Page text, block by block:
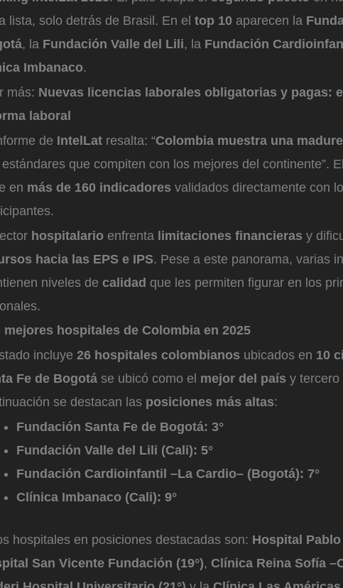
lista, solo detrás de Brasil. En el top 10 aparecen la
, la Fundación Valle del Lili, la Fundación
Imbanaco.
más: Nuevas licencias laborales obligatorias y pagas:
laboral
de IntelLat resalta: “Colombia muestra una
que compiten con los mejores del continente”.
en más de 160 indicadores validados directamente con
hospitalario enfrenta limitaciones financieras y
hacia las EPS e IPS. Pese a este panorama, varias
niveles de calidad que les permiten figurar en los
mejores hospitales de Colombia en 2025
incluye 26 hospitales colombianos ubicados en 10
Fe de Bogotá se ubicó como el mejor del país y tercero
se destacan las posiciones más altas:
Fundación Santa Fe de Bogotá: 3°
Fundación Valle del Lili (Cali): 5°
Fundación Cardioinfantil –La Cardio– (Bogotá): 7°
Clínica Imbanaco (Cali): 9°
hospitales en posiciones destacadas son: Hospital Pablo
San Vicente Fundación (19°), Clínica Reina Sofía